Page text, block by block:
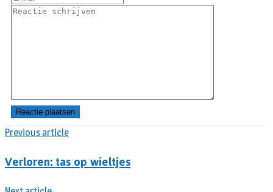
Previous article
Verloren: tas op wieltjes